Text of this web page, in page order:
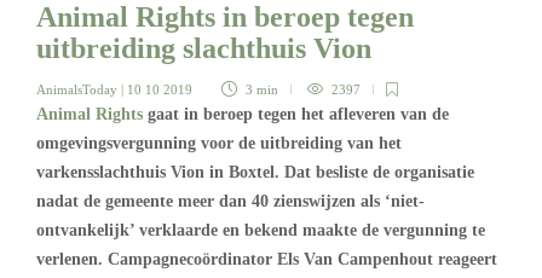
Animal Rights in beroep tegen
uitbreiding slachthuis Vion
AnimalsToday | 10 10 2019 3 min 2397
Animal Rights gaat in beroep tegen het afleveren van de
omgevingsvergunning voor de uitbreiding van het
varkensslachthuis Vion in Boxtel. Dat besliste de organisatie
nadat de gemeente meer dan 40 zienswijzen als ‘niet-
ontvankelijk’ verklaarde en bekend maakte de vergunning te
verlenen. Campagnecoördinator Els Van Campenhout reageert